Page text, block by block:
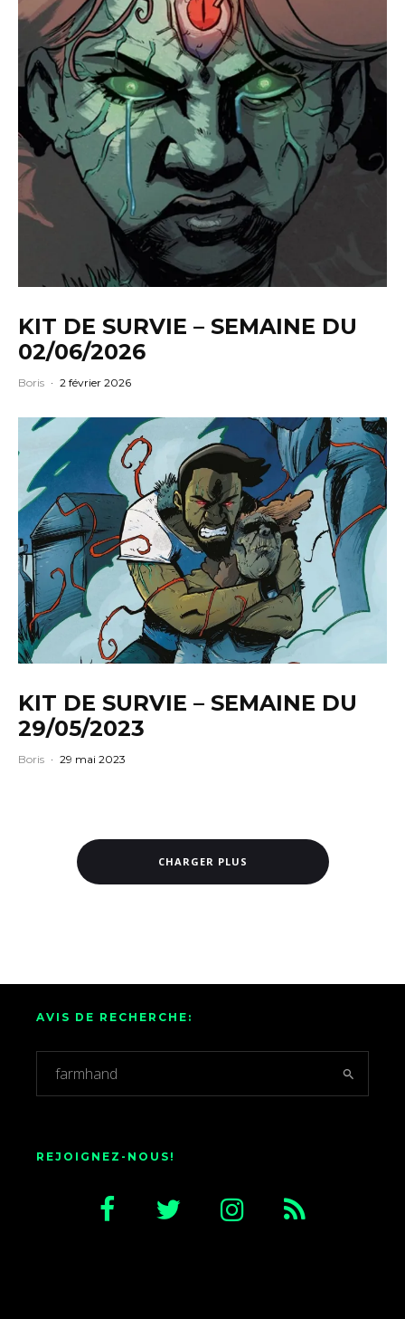
KIT DE SURVIE – SEMAINE DU
02/06/2026
Boris · 2 février 2026
KIT DE SURVIE – SEMAINE DU
29/05/2023
Boris · 29 mai 2023
CHARGER PLUS
AVIS DE RECHERCHE:
REJOIGNEZ-NOUS!